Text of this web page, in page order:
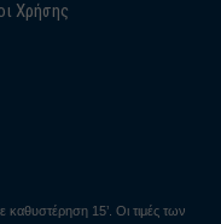
Χρήσης
καθυστέρηση 15’. Οι τιμές των